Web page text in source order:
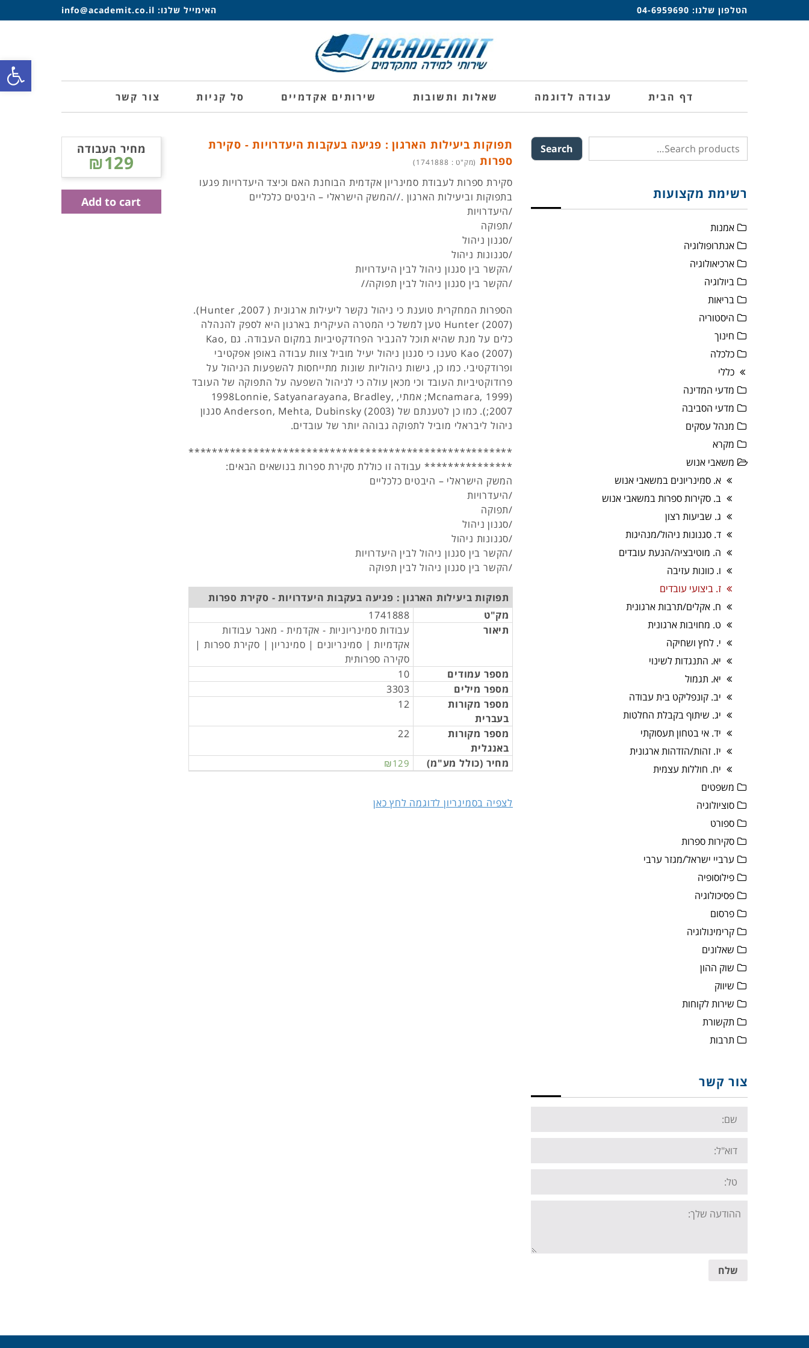
הטלפון שלנו: 04-6959690 האימייל שלנו: info@academit.co.il
דף הבית עבודה לדוגמה שאלות ותשובות שירותים אקדמיים סל קניות צור קשר
תפוקות ביעילות הארגון : פגיעה בעקבות היעדרויות - סקירת
ספרות (מק"ט : 1741888)
סקירת ספרות לעבודת סמינריון אקדמית הבוחנת האם וכיצד היעדרויות פגעו
בתפוקות וביעילות הארגון .//המשק הישראלי – היבטים כלכליים
/היעדרויות
/תפוקה
/סגנון ניהול
/סגנונות ניהול
/הקשר בין סגנון ניהול לבין היעדרויות
/הקשר בין סגנון ניהול לבין תפוקה//
הספרות המחקרית טוענת כי ניהול נקשר ליעילות ארגונית ( 2007, Hunter).
Hunter (2007) טען למשל כי המטרה העיקרית בארגון היא לספק להנהלה
כלים על מנת שהיא תוכל להגביר הפרודקטיביות במקום העבודה. גם Kao,
Kao (2007) טענו כי סגנון ניהול יעיל מוביל צוות עבודה באופן אפקטיבי
ופרודקטיבי. כמו כן, גישות ניהוליות שונות מתייחסות להשפעות הניהול על
פרודוקטיביות העובד וכי מכאן עולה כי לניהול השפעה על התפוקה של העובד
(Mcnamara, 1999; אמתי, 1998Lonnie, Satyanarayana, Bradley,
2007;). כמו כן לטענתם של Anderson, Mehta, Dubinsky (2003) סגנון
ניהול ליבראלי מוביל לתפוקה גבוהה יותר של עובדים.
*******************************************************
*************** עבודה זו כוללת סקירת ספרות בנושאים הבאים:
המשק הישראלי – היבטים כלכליים
/היעדרויות
/תפוקה
/סגנון ניהול
/סגנונות ניהול
/הקשר בין סגנון ניהול לבין היעדרויות
/הקשר בין סגנון ניהול לבין תפוקה
תפוקות ביעילות הארגון : פגיעה בעקבות היעדרויות - סקירת ספרות
מק"ט
1741888
תיאור
עבודות סמינריוניות - אקדמית - מאגר עבודות
אקדמיות | סמינריונים | סמינריון | סקירת ספרות |
סקירה ספרותית
מספר עמודים
10
מספר מילים
3303
מספר מקורות
בעברית
12
מספר מקורות
באנגלית
22
מחיר (כולל מע"מ) ₪129
לצפיה בסמינריון לדוגמה לחץ כאן
מחיר העבודה
₪129
Add to cart
Search
רשימת מקצועות
אמנות
אנתרופולוגיה
ארכיאולוגיה
ביולוגיה
בריאות
היסטוריה
חינוך
כלכלה
כללי
מדעי המדינה
מדעי הסביבה
מנהל עסקים
מקרא
משאבי אנוש
א. סמינריונים במשאבי אנוש
ב. סקירות ספרות במשאבי אנוש
ג. שביעות רצון
ד. סגנונות ניהול/מנהיגות
ה. מוטיבציה/הנעת עובדים
ו. כוונות עזיבה
ז. ביצועי עובדים
ח. אקלים/תרבות ארגונית
ט. מחויבות ארגונית
י. לחץ ושחיקה
יא. התנגדות לשינוי
יא. תגמול
יב. קונפליקט בית עבודה
יג. שיתוף בקבלת החלטות
יד. אי בטחון תעסוקתי
יז. זהות/הזדהות ארגונית
יח. חוללות עצמית
משפטים
סוציולוגיה
ספורט
סקירות ספרות
ערביי ישראל/מגזר ערבי
פילוסופיה
פסיכולוגיה
פרסום
קרימינולוגיה
שאלונים
שוק ההון
שיווק
שירות לקוחות
תקשורת
תרבות
צור קשר
Name:
Email:
Tel:
Your
message:
שלח
פתח